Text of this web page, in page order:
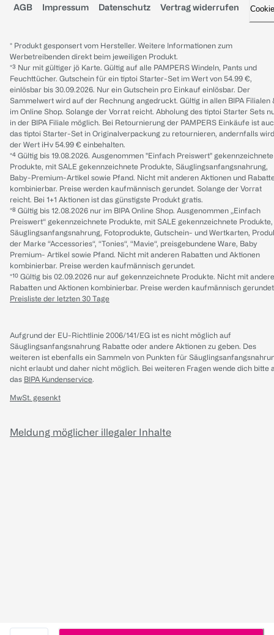
AGB Impressum Datenschutz Vertrag widerrufen
* Produkt gesponsert vom Hersteller. Weitere Informationen zum
Werbetreibenden direkt beim jeweiligen Produkt.
*³ Nur mit gültiger jö Karte. Gültig auf alle PAMPERS Windeln, Pants und
Feuchttücher. Gutschein für ein tiptoi Starter-Set im Wert von 54.99 €,
einlösbar bis 30.09.2026. Nur ein Gutschein pro Einkauf einlösbar. Der
Sammelwert wird auf der Rechnung angedruckt. Gültig in allen BIPA Filialen
im Online Shop. Solange der Vorrat reicht. Abholung des tiptoi Starter Sets
in der BIPA Filiale möglich. Bei Retournierung der PAMPERS Einkäufe ist
das tiptoi Starter-Set in Originalverpackung zu retournieren, andernfalls wird
der Wert iHv 54.99 € einbehalten.
*⁴ Gültig bis 19.08.2026. Ausgenommen "Einfach Preiswert" gekennzeichnete
Produkte, mit SALE gekennzeichnete Produkte, Säuglingsanfangsnahrung,
Baby-Premium-Artikel sowie Pfand. Nicht mit anderen Aktionen und
kombinierbar. Preise werden kaufmännisch gerundet. Solange der Vorrat
reicht. Bei 1+1 Aktionen ist das günstigste Produkt gratis.
*⁸ Gültig bis 12.08.2026 nur im BIPA Online Shop. Ausgenommen „Einfach
Preiswert“ gekennzeichnete Produkte, mit SALE gekennzeichnete Produkte,
Säuglingsanfangsnahrung, Fotoprodukte, Gutschein- und Wertkarten,
der Marke “Accessories“, “Tonies“, “Mavie“, preisgebundene Ware, Baby
Premium- Artikel sowie Pfand. Nicht mit anderen Rabatten und Aktionen
kombinierbar. Preise werden kaufmännisch gerundet.
*¹⁰ Gültig bis 02.09.2026 nur auf gekennzeichnete Produkte. Nicht mit
Rabatten und Aktionen kombinierbar. Preise werden kaufmännisch
Preisliste der letzten 30 Tage
Aufgrund der EU-Richtlinie 2006/141/EG ist es nicht möglich auf
Säuglingsanfangsnahrung Rabatte oder andere Aktionen zu geben. Des
weiteren ist ebenfalls ein Sammeln von Punkten für
nicht erlaubt und daher nicht möglich. Bei weiteren Fragen wende dich bitte
das BIPA Kundenservice.
MwSt. gesenkt
Meldung möglicher illegaler Inhalte